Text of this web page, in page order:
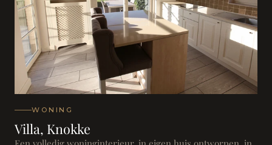
WONING
Villa, Knokke